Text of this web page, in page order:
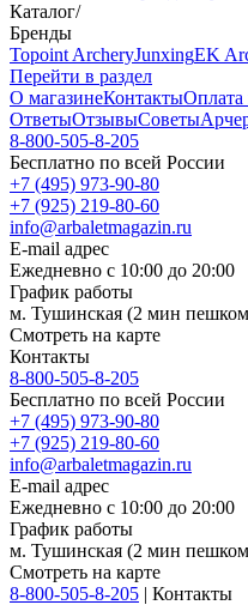
Каталог/
Бренды
Topoint ArcheryJunxingEK
Перейти в раздел
О магазинеКонтактыОплата
ОтветыОтзывыСоветы
8-800-505-8-205
Бесплатно по всей России
+7 (495) 973-90-80
+7 (925) 219-80-60
info@arbaletmagazin.ru
E-mail адрес
Ежедневно с 10:00 до 20:00
График работы
м. Тушинская (2 мин
Смотреть на карте
Контакты
8-800-505-8-205
Бесплатно по всей России
+7 (495) 973-90-80
+7 (925) 219-80-60
info@arbaletmagazin.ru
E-mail адрес
Ежедневно с 10:00 до 20:00
График работы
м. Тушинская (2 мин
Смотреть на карте
8-800-505-8-205 | Контакты